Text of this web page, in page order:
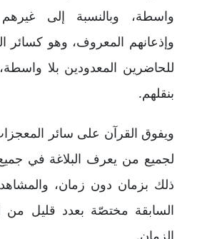
واسطة، وبالنسبة إلى غيرهم
وإذعانهم المعروف، وهو كسائر
للحاضرين المعدودين بلا
بنقلهم.
ويفوق القرآن على سائر
لجميع من يعرف البلاغة في جميع
ذلك بزمان دون زمان،
السابقة مختصّة بعدد قليل
الزمان.